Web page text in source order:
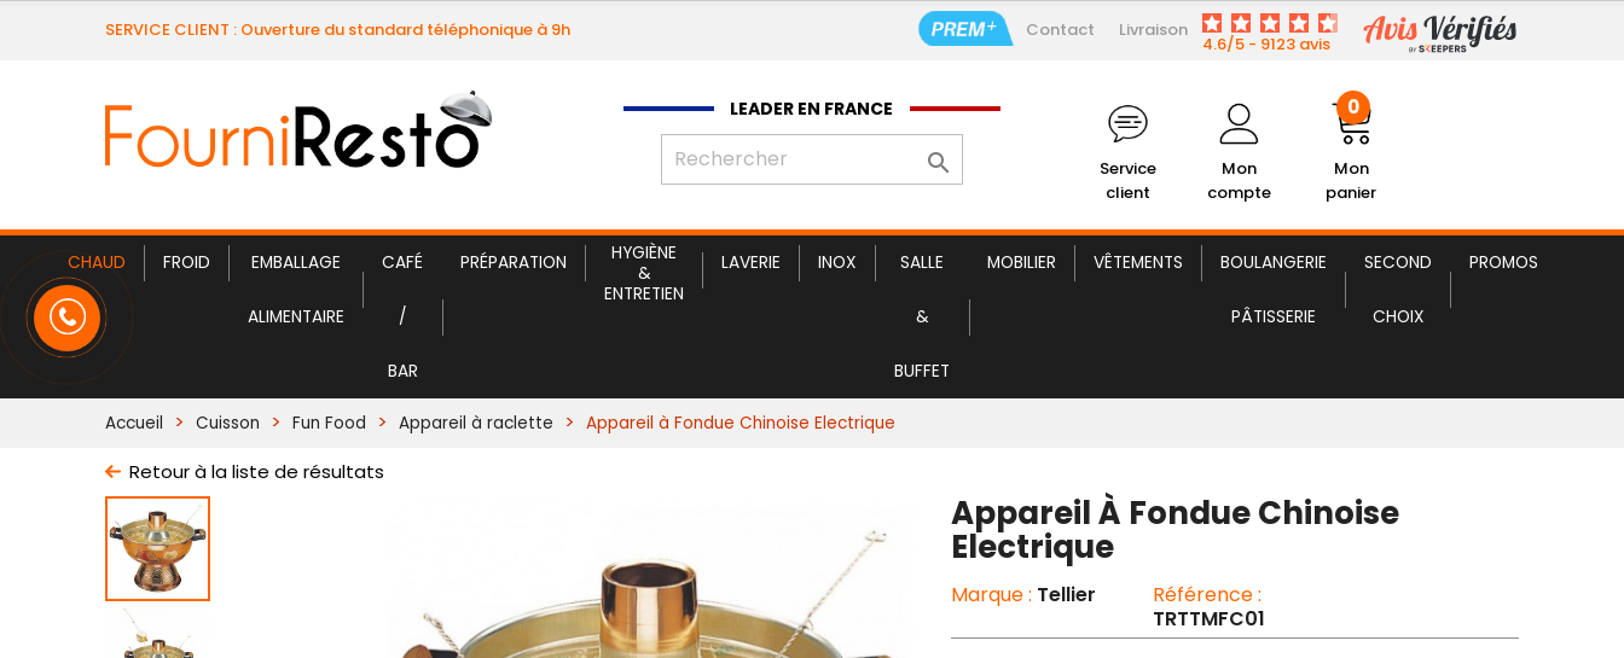
SERVICE CLIENT : Ouverture du standard téléphonique à 9h Contact Livraison
4.6/5 - 9123 avis
LEADER EN FRANCE

Service
client
Mon
compte
Mon
panier
0
CHAUD FROID EMBALLAGE
ALIMENTAIRE
CAFÉ
/
BAR
PRÉPARATION
HYGIÈNE
&
ENTRETIEN
LAVERIE INOX SALLE
&
BUFFET
MOBILIER VÊTEMENTS BOULANGERIE
PÂTISSERIE
SECOND
CHOIX
PROMOS
Appareil à Fondue Chinoise Electrique 584,07 € HT
Accueil Cuisson Fun Food Appareil à raclette Appareil à Fondue Chinoise Electrique
Retour à la liste de résultats
Appareil À Fondue Chinoise
Electrique
Marque : Tellier
Référence :
TRTTMFC01